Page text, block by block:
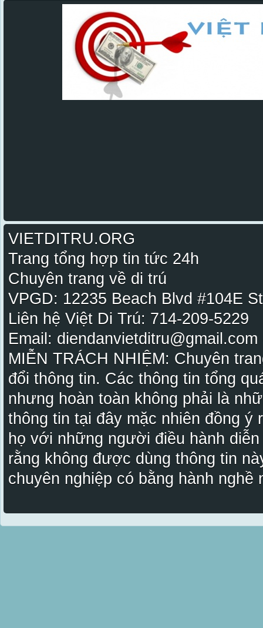
VIETDITRU.ORG
Trang tổng hợp tin tức 24h
Chuyên trang về di trú
VPGD: 12235 Beach Blvd #104E
Liên hệ Việt Di Trú: 714-209-5229
Email:
MIỄN TRÁCH NHIỆM: Chuyên
đổi thông tin. Các thông tin tổng
nhưng hoàn toàn không phải là
thông tin tại đây mặc nhiên đồng ý
họ với những người điều hành
rằng không được dùng thông tin
chuyên nghiệp có bằng hành